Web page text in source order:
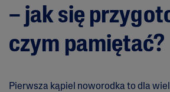
– jak się
czym pamiętać?
Pierwsza kąpiel noworodka to dla